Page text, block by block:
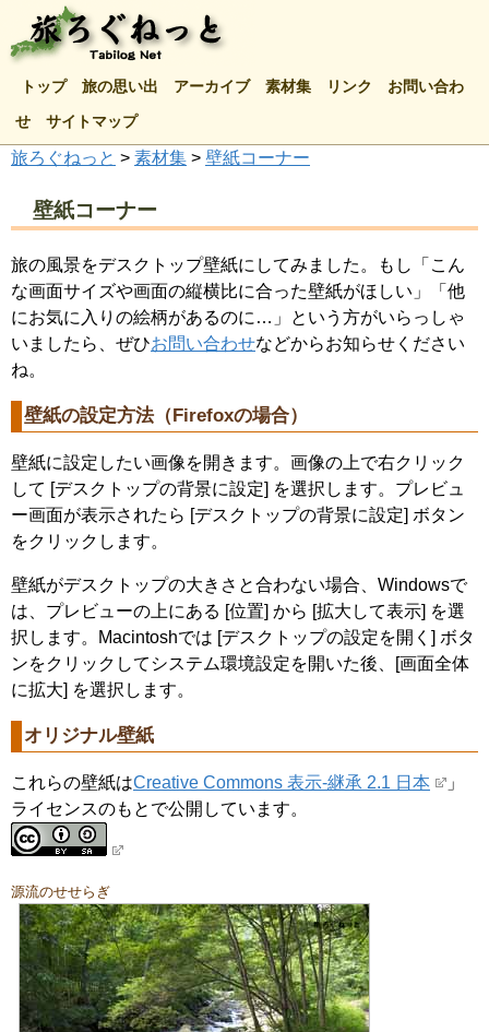
トップ 旅の思い出 アーカイブ 素材集 リンク お問い合わ
せ サイトマップ
旅ろぐねっと > 素材集 > 壁紙コーナー
壁紙コーナー
旅の風景をデスクトップ壁紙にしてみました。もし「こん
な画面サイズや画面の縦横比に合った壁紙がほしい」「他
にお気に入りの絵柄があるのに…」という方がいらっしゃ
いましたら、ぜひお問い合わせなどからお知らせください
ね。
壁紙の設定方法（Firefoxの場合）
壁紙に設定したい画像を開きます。画像の上で右クリック
して [デスクトップの背景に設定] を選択します。プレビュ
ー画面が表示されたら [デスクトップの背景に設定] ボタン
をクリックします。
壁紙がデスクトップの大きさと合わない場合、Windowsで
は、プレビューの上にある [位置] から [拡大して表示] を選
択します。Macintoshでは [デスクトップの設定を開く] ボタ
ンをクリックしてシステム環境設定を開いた後、[画面全体
に拡大] を選択します。
オリジナル壁紙
これらの壁紙はCreative Commons 表示-継承 2.1 日本
」
ライセンスのもとで公開しています。
源流のせせらぎ